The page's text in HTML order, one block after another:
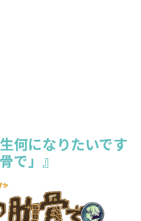
何になりたいです
で」』